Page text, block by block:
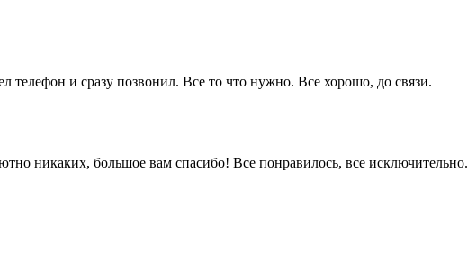
и сразу позвонил. Все то что нужно. Все хорошо, до связи.
никаких, большое вам спасибо! Все понравилось, все исключительно.